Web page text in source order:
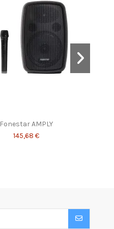
Fonestar AMPLY
145,68 €